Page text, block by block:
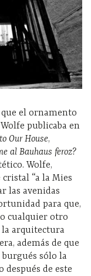
que el ornamento
publicaba en
Our House,
al Bauhaus feroz?
Wolfe,
“a la Mies
las avenidas
para que,
cualquier otro
la arquitectura
además de que
sólo la
después de este